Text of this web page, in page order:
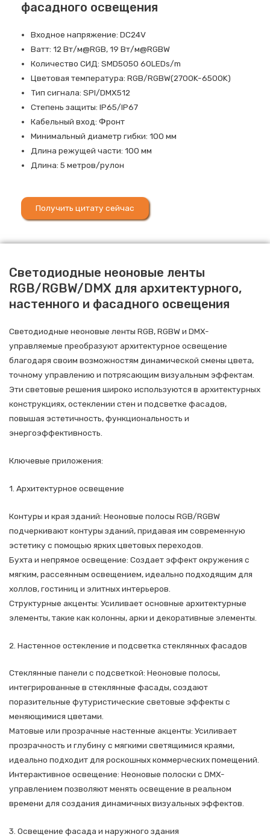
фасадного освещения
Входное напряжение: DC24V
Ватт: 12 Вт/м@RGB, 19 Вт/м@RGBW
Количество СИД: SMD5050 60LEDs/m
Цветовая температура: RGB/RGBW(2700K-6500K)
Тип сигнала: SPI/DMX512
Степень защиты: IP65/IP67
Кабельный вход: Фронт
Минимальный диаметр гибки: 100 мм
Длина режущей части: 100 мм
Длина: 5 метров/рулон
Получить цитату сейчас
Светодиодные неоновые ленты
RGB/RGBW/DMX для архитектурного,
настенного и фасадного освещения
Светодиодные неоновые ленты RGB, RGBW и DMX-
управляемые преобразуют архитектурное освещение
благодаря своим возможностям динамической смены цвета,
точному управлению и потрясающим визуальным эффектам.
Эти световые решения широко используются в архитектурных
конструкциях, остеклении стен и подсветке фасадов,
повышая эстетичность, функциональность и
энергоэффективность.
Ключевые приложения:
1. Архитектурное освещение
Контуры и края зданий: Неоновые полосы RGB/RGBW
подчеркивают контуры зданий, придавая им современную
эстетику с помощью ярких цветовых переходов.
Бухта и непрямое освещение: Создает эффект окружения с
мягким, рассеянным освещением, идеально подходящим для
холлов, гостиниц и элитных интерьеров.
Структурные акценты: Усиливает основные архитектурные
элементы, такие как колонны, арки и декоративные элементы.
2. Настенное остекление и подсветка стеклянных фасадов
Стеклянные панели с подсветкой: Неоновые полосы,
интегрированные в стеклянные фасады, создают
поразительные футуристические световые эффекты с
меняющимися цветами.
Матовые или прозрачные настенные акценты: Усиливает
прозрачность и глубину с мягкими светящимися краями,
идеально подходит для роскошных коммерческих помещений.
Интерактивное освещение: Неоновые полоски с DMX-
управлением позволяют менять освещение в реальном
времени для создания динамичных визуальных эффектов.
3. Освещение фасада и наружного здания